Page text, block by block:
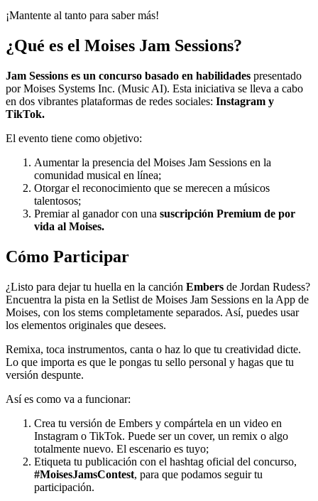
¡Mantente al tanto para saber más!
¿Qué es el Moises Jam Sessions?
Jam Sessions es un concurso basado en habilidades presentado
por Moises Systems Inc. (Music AI). Esta iniciativa se lleva a cabo
en dos vibrantes plataformas de redes sociales: Instagram y
TikTok.
El evento tiene como objetivo:
Aumentar la presencia del Moises Jam Sessions en la
comunidad musical en línea;
Otorgar el reconocimiento que se merecen a músicos
talentosos;
Premiar al ganador con una suscripción Premium de por
vida al Moises.
Cómo Participar
¿Listo para dejar tu huella en la canción Embers de Jordan Rudess?
Encuentra la pista en la Setlist de Moises Jam Sessions en la App de
Moises, con los stems completamente separados. Así, puedes usar
los elementos originales que desees.
Remixa, toca instrumentos, canta o haz lo que tu creatividad dicte.
Lo que importa es que le pongas tu sello personal y hagas que tu
versión despunte.
Así es como va a funcionar:
Crea tu versión de Embers y compártela en un video en
Instagram o TikTok. Puede ser un cover, un remix o algo
totalmente nuevo. El escenario es tuyo;
Etiqueta tu publicación con el hashtag oficial del concurso,
#MoisesJamsContest, para que podamos seguir tu
participación.